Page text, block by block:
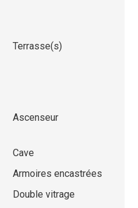
Terrasse(s)
Ascenseur
Cave
Armoires encastrées
Double vitrage